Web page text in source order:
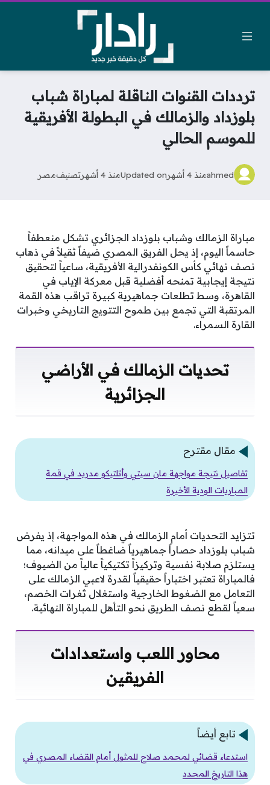
ترددات القنوات الناقلة لمباراة شباب
بلوزداد والزمالك في البطولة الأفريقية
للموسم الحالي
ahmedمنذ 4 أشهر Updated onمنذ 4 أشهر تصنيفمصر
مباراة الزمالك وشباب بلوزداد الجزائري تشكل منعطفاً
حاسماً اليوم، إذ يحل الفريق المصري ضيفاً ثقيلاً في ذهاب
نصف نهائي كأس الكونفدرالية الأفريقية، ساعياً لتحقيق
نتيجة إيجابية تمنحه أفضلية قبل معركة الإياب في
القاهرة، وسط تطلعات جماهيرية كبيرة تراقب هذه القمة
المرتقبة التي تجمع بين طموح التتويج التاريخي وخبرات
القارة السمراء.
تحديات الزمالك في الأراضي
الجزائرية
مقال مقترح
تفاصيل نتيجة مواجهة مان سيتي وأتلتيكو مدريد في قمة
المباريات الودية الأخيرة
تتزايد التحديات أمام الزمالك في هذه المواجهة، إذ يفرض
شباب بلوزداد حصاراً جماهيرياً ضاغطاً على ميدانه، مما
يستلزم صلابة نفسية وتركيزاً تكتيكياً عالياً من الضيوف؛
فالمباراة تعتبر اختباراً حقيقياً لقدرة لاعبي الزمالك على
التعامل مع الضغوط الخارجية واستغلال ثغرات الخصم،
سعياً لقطع نصف الطريق نحو التأهل للمباراة النهائية.
محاور اللعب واستعدادات
الفريقين
تابع أيضاً
استدعاء قضائي لمحمد صلاح للمثول أمام القضاء المصري في
هذا التاريخ المحدد